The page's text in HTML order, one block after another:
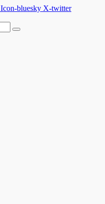
Icon-bluesky X-twitter